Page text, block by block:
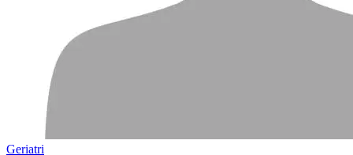
Geriatri